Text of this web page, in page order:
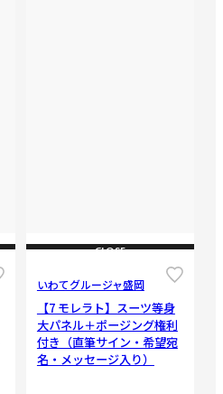
CLOSE
いわてグルージャ盛岡
【7 モレラト】スーツ等身
大パネル＋ポージング権利
付き（直筆サイン・希望宛
名・メッセージ入り）